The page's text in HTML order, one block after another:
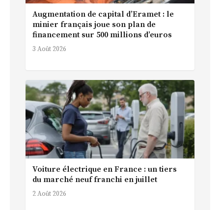
Augmentation de capital d’Eramet : le
minier français joue son plan de
financement sur 500 millions d’euros
3 Août 2026
Voiture électrique en France : un tiers
du marché neuf franchi en juillet
2 Août 2026